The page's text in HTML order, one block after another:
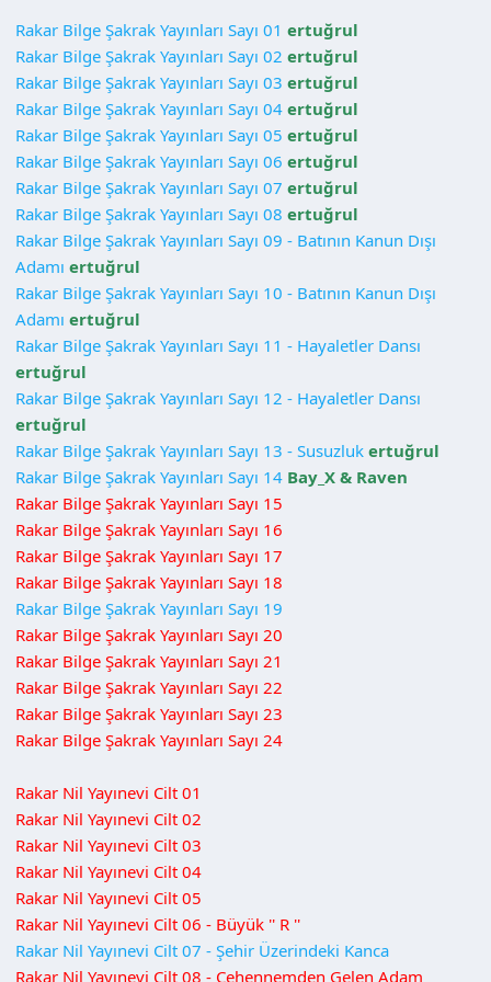
Rakar Bilge Şakrak Yayınları Sayı 01 ertuğrul
Rakar Bilge Şakrak Yayınları Sayı 02 ertuğrul
Rakar Bilge Şakrak Yayınları Sayı 03 ertuğrul
Rakar Bilge Şakrak Yayınları Sayı 04 ertuğrul
Rakar Bilge Şakrak Yayınları Sayı 05 ertuğrul
Rakar Bilge Şakrak Yayınları Sayı 06 ertuğrul
Rakar Bilge Şakrak Yayınları Sayı 07 ertuğrul
Rakar Bilge Şakrak Yayınları Sayı 08 ertuğrul
Rakar Bilge Şakrak Yayınları Sayı 09 - Batının Kanun Dışı
Adamı ertuğrul
Rakar Bilge Şakrak Yayınları Sayı 10 - Batının Kanun Dışı
Adamı ertuğrul
Rakar Bilge Şakrak Yayınları Sayı 11 - Hayaletler Dansı
ertuğrul
Rakar Bilge Şakrak Yayınları Sayı 12 - Hayaletler Dansı
ertuğrul
Rakar Bilge Şakrak Yayınları Sayı 13 - Susuzluk ertuğrul
Rakar Bilge Şakrak Yayınları Sayı 14 Bay_X & Raven
Rakar Bilge Şakrak Yayınları Sayı 15
Rakar Bilge Şakrak Yayınları Sayı 16
Rakar Bilge Şakrak Yayınları Sayı 17
Rakar Bilge Şakrak Yayınları Sayı 18
Rakar Bilge Şakrak Yayınları Sayı 19
Rakar Bilge Şakrak Yayınları Sayı 20
Rakar Bilge Şakrak Yayınları Sayı 21
Rakar Bilge Şakrak Yayınları Sayı 22
Rakar Bilge Şakrak Yayınları Sayı 23
Rakar Bilge Şakrak Yayınları Sayı 24
Rakar Nil Yayınevi Cilt 01
Rakar Nil Yayınevi Cilt 02
Rakar Nil Yayınevi Cilt 03
Rakar Nil Yayınevi Cilt 04
Rakar Nil Yayınevi Cilt 05
Rakar Nil Yayınevi Cilt 06 - Büyük '' R ''
Rakar Nil Yayınevi Cilt 07 - Şehir Üzerindeki Kanca
Rakar Nil Yayınevi Cilt 08 - Cehennemden Gelen Adam